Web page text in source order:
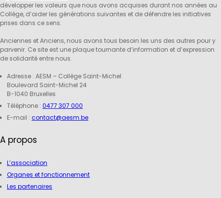
développer les valeurs que nous avons acquises durant nos années au
Collège, d’aider les générations suivantes et de défendre les initiatives
prises dans ce sens.
Anciennes et Anciens, nous avons tous besoin les uns des autres pour y
parvenir. Ce site est une plaque tournante d’information et d’expression
de solidarité entre nous.
Adresse : AESM – Collège Saint-Michel
Boulevard Saint-Michel 24
B-1040 Bruxelles
Téléphone : 0477 307 000
E-mail : contact@aesm.be
A propos
L’association
Organes et fonctionnement
Les partenaires